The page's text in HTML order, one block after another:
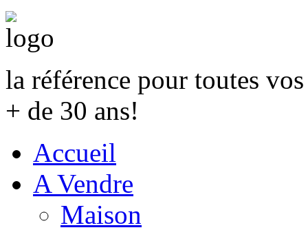
la référence pour toutes
+ de 30 ans!
Accueil
A Vendre
Maison